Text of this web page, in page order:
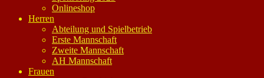
Onlineshop
Herren
Abteilung und Spielbetrieb
Erste Mannschaft
Zweite Mannschaft
AH Mannschaft
Frauen